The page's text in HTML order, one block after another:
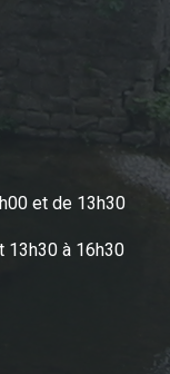
et de 13h30
13h30 à 16h30